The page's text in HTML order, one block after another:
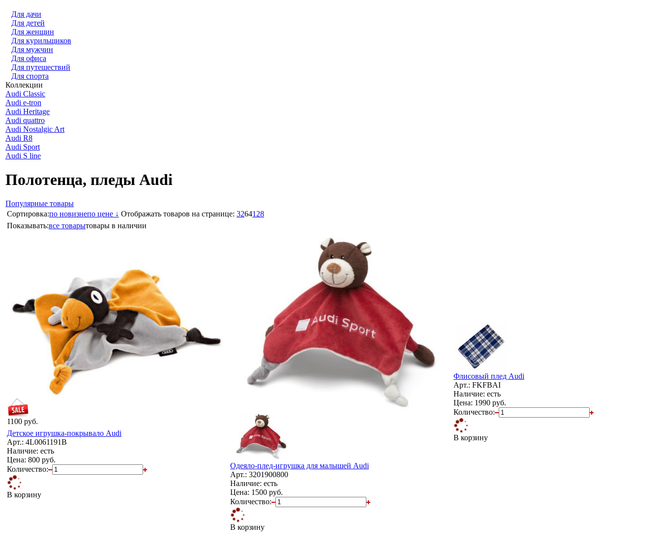
Для дачи
Для детей
Для женщин
Для курильщиков
Для мужчин
Для офиса
Для путешествий
Для спорта
Коллекции
Audi Classic
Audi e-tron
Audi Heritage
Audi quattro
Audi Nostalgic Art
Audi R8
Audi Sport
Audi S line
Полотенца, пледы Audi
Популярные товары
Сортировка:по новизнепо цене ↓ Отображать товаров на странице: 3264128
Показывать:все товарытовары в наличии
1100 руб.
Детское игрушка-покрывало Audi
Арт.: 4L0061191B
Наличие: есть
Цена: 800 руб.
Количество:
В корзину
Одеяло-плед-игрушка для малышей Audi
Арт.: 3201900800
Наличие: есть
Цена: 1500 руб.
Количество:
В корзину
Флисовый плед Audi
Арт.: FKFBAI
Наличие: есть
Цена: 1990 руб.
Количество:
В корзину